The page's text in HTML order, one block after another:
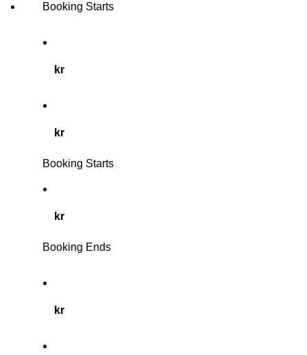
Booking Starts
kr
kr
Booking Starts
kr
Booking Ends
kr